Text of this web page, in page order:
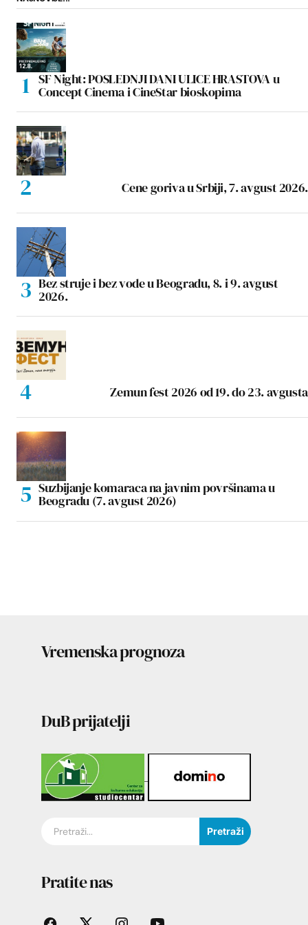
SF Night: POSLEDNJI DANI ULICE HRASTOVA u
Concept Cinema i CineStar bioskopima
Cene goriva u Srbiji, 7. avgust 2026.
Bez struje i bez vode u Beogradu, 8. i 9. avgust
2026.
Zemun fest 2026 od 19. do 23. avgusta
Suzbijanje komaraca na javnim površinama u
Beogradu (7. avgust 2026)
Vremenska prognoza
DuB prijatelji
Pretraži
Pratite nas